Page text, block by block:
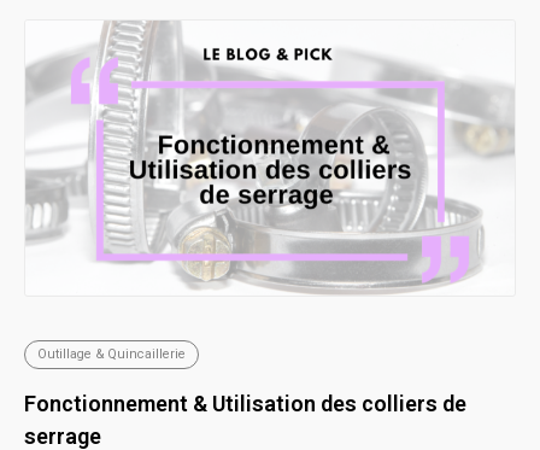
Outillage & Quincaillerie
Fonctionnement & Utilisation des colliers de
serrage